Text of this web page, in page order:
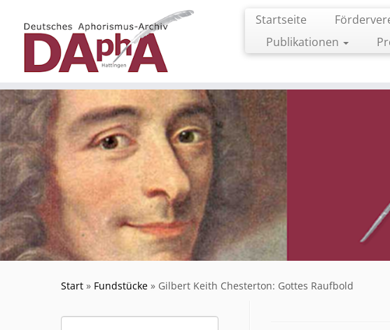
Inhalt
springen
Startseite
Publikationen
Start » Fundstücke » Gilbert Keith Chesterton: Gottes Raufbold
Suchen